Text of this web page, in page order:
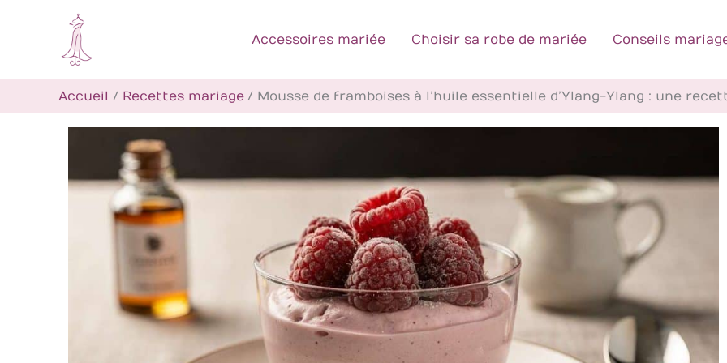
Accessoires mariée Choisir sa robe de mariée Conseils
Accueil Recettes mariage Mousse de framboises à l’huile essentielle d’Ylang-Ylang : une